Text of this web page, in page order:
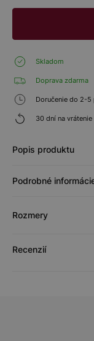
Skladom
Doprava zdarma
Doručenie do 2-
30 dní na vrátenie
Popis produktu
Podrobné
Rozmery
Recenzií